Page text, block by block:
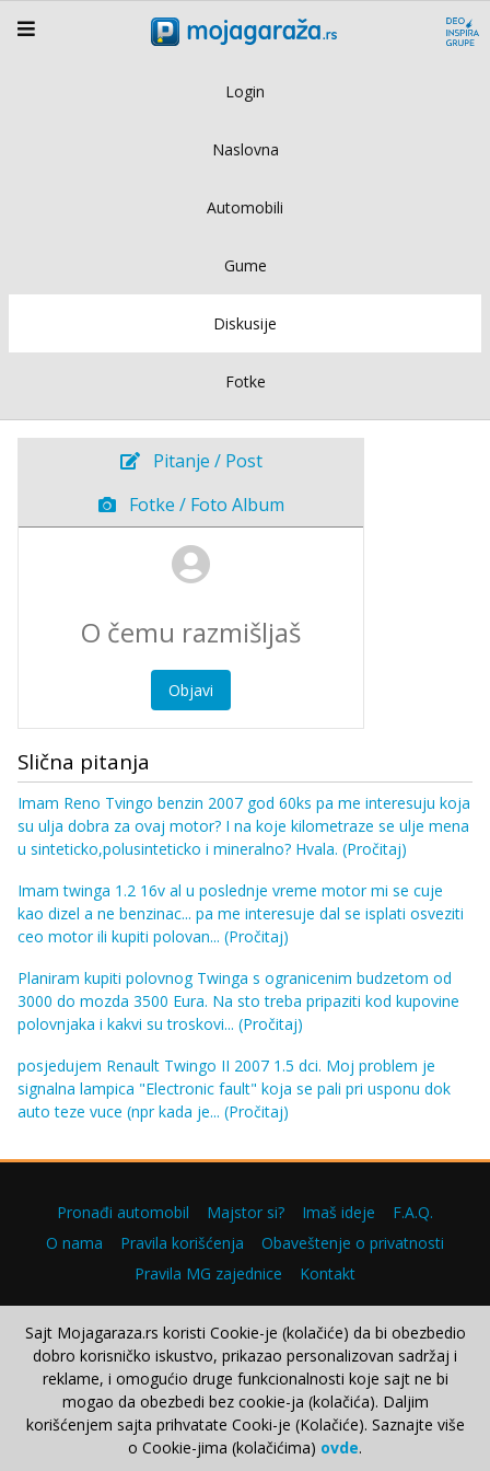
Login
Naslovna
Automobili
Gume
Diskusije
Fotke
Pitanje / Post
Fotke / Foto Album
Objavi
Slična pitanja
Imam Reno Tvingo benzin 2007 god 60ks pa me interesuju koja
su ulja dobra za ovaj motor? I na koje kilometraze se ulje mena
u sinteticko,polusinteticko i mineralno? Hvala. (Pročitaj)
Imam twinga 1.2 16v al u poslednje vreme motor mi se cuje
kao dizel a ne benzinac... pa me interesuje dal se isplati osveziti
ceo motor ili kupiti polovan... (Pročitaj)
Planiram kupiti polovnog Twinga s ogranicenim budzetom od
3000 do mozda 3500 Eura. Na sto treba pripaziti kod kupovine
polovnjaka i kakvi su troskovi... (Pročitaj)
posjedujem Renault Twingo II 2007 1.5 dci. Moj problem je
signalna lampica "Electronic fault" koja se pali pri usponu dok
auto teze vuce (npr kada je... (Pročitaj)
Pronađi automobil Majstor si? Imaš ideje
F.A.Q.
O nama
Pravila korišćenja
Obaveštenje o privatnosti
Pravila MG zajednice
Kontakt
Copyright © 2000–2026.
Sajt Mojagaraza.rs koristi Cookie-je (kolačiće) da bi obezbedio
dobro korisničko iskustvo, prikazao personalizovan sadržaj i
reklame, i omogućio druge funkcionalnosti koje sajt ne bi
mogao da obezbedi bez cookie-ja (kolačića). Daljim
korišćenjem sajta prihvatate Cooki-je (Kolačiće). Saznajte više
o Cookie-jima (kolačićima) ovde.